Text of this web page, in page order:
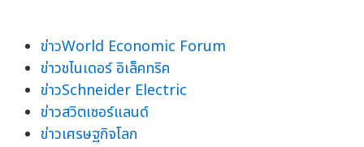
ข่าวWorld Economic Forum
ข่าวชไนเดอร์ อิเล็คทริค
ข่าวSchneider Electric
ข่าวสวิตเซอร์แลนด์
ข่าวเศรษฐกิจโลก